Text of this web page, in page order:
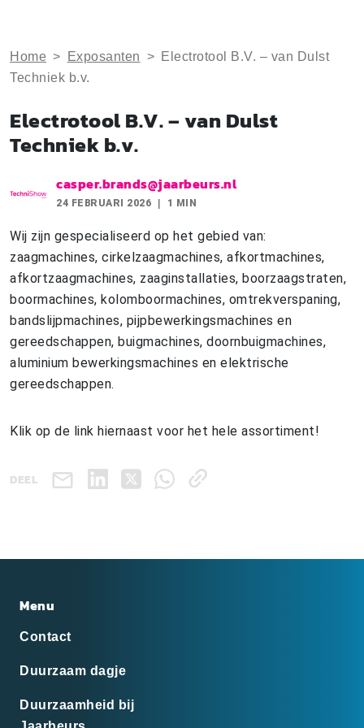
Home > Exposanten > Electrotool B.V. – van Dulst
Techniek b.v.
Electrotool B.V. – van Dulst
Techniek b.v.
casper.brands@jaarbeurs.nl
24 FEBRUARI 2026 1 MIN
Wij zijn gespecialiseerd op het gebied van:
zaagmachines, cirkelzaagmachines, afkortmachines,
afkortzaagmachines, zaaginstallaties, boorzaagstraten,
boormachines, kolomboormachines, omtrekverspaning,
bandslijpmachines, pijpbewerkingsmachines en
gereedschappen, buigmachines, doornbuigmachines,
aluminium bewerkingsmachines en elektrische
gereedschappen.
Klik op de link hiernaast voor het hele assortiment!
DEEL
Menu
Contact
Duurzaam dagje
Duurzaamheid bij